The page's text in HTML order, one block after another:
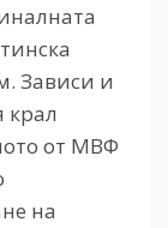
Зависи и
крал
от МВФ
на